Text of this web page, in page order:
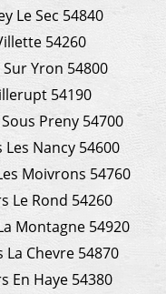
Le Sec 54840
54260
Yron 54800
54190
Preny 54700
Nancy 54600
Moivrons 54760
Le Rond 54260
Montagne 54920
Chevre 54870
En Haye 54380